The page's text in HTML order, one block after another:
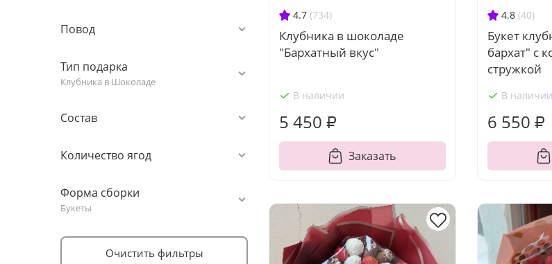
Повод
Тип подарка
Клубника в Шоколаде
Состав
Количество ягод
Форма сборки
Букеты
Очистить фильтры
4.7 (734)
Клубника в шоколаде
"Бархатный вкус"
В наличии
5 450 ₽
Заказать
4.8 (40)
Букет
бархат" с
стружкой
В наличии
6 550 ₽